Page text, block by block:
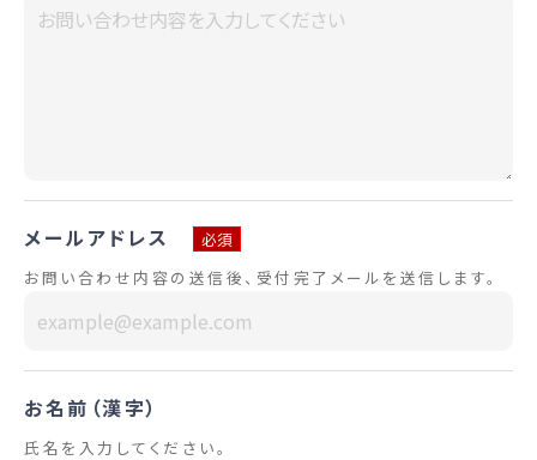
メールアドレス
必須
お問い合わせ内容の送信後、受付完了メールを送信します。
お名前（漢字）
氏名を入力してください。